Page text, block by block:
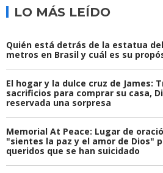
LO MÁS LEÍDO
Quién está detrás de la estatua
metros en Brasil y cuál es su
El hogar y la dulce cruz de James:
sacrificios para comprar su casa,
reservada una sorpresa
Memorial At Peace: Lugar de
"sientes la paz y el amor de Dios"
queridos que se han suicidado